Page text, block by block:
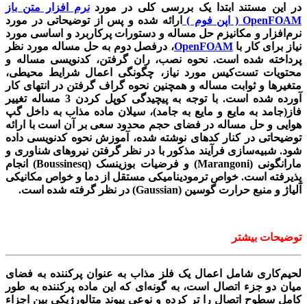
در این مستند ابتدا یک بررسی کلی در موردنرم افزار متن باز
OpenFOAM ( اپن فوم )
ارائه شده و پس از توضیحاتی در مورد
نرم‌افزار و مکانیزم حل مساله و دستورات پرکاربرد و اساسی مورد
نیاز برای کار باOpenFOAM، درفصل دوم به حل مساله مورد نظر
پرداخته شده است. نحوه نصب، ران گرفتن، کدنویسی مساله و
محتویات تست‌کیس مورد نیاز، چگونگی اعمال شرایط محیطی،
متغیرها و ثوابت مساله و همچنین نحوه گراف گرفتن در انتهای کار
آورده شده است. با توجه به پیچیدگی کوپل کردن 3 مساله تغییر
فاز(جامد به مایع و مایع به جامد)، سیلان ماده مذاب به داخل گپ
هوایی و حل مساله در فضای حجم محدود سعی بر آن است با ارائه
توضیحاتی در کنار کدهای نوشته شده، آموزش نحوه کدنویسی داده
شود. شبیه‌سازی فرآیند مذکور با در نظر گرفتن نیروهای شناوری و
مارانگونی (Marangoni) و فرضیات بوزینسک (Boussinesq) انجام
پذیرفته است. خواص ترمودینامیکی مستقل از دما و خواص مکانیکی
آلیاژ و منبع حرارت گوسین (Gaussian) در نظر گرفته شده است.
توضیحات بیشتر
لحیم‌کاری شامل اعمال یک فلز مذاب به عنوان پر‌کننده به فضای
میان دو جزء اتصال است، به گونه‌ای که این ماده پر‌کننده به طور
کامل سطوح اتصال را تر کرده و نوعی پیوند متالورژیکی بین اجزاء